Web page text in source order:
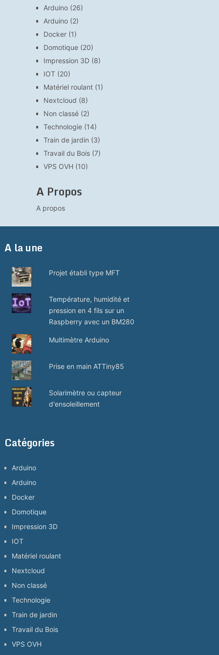
Arduino(26)
Arduino(2)
Docker(1)
Domotique(20)
Impression 3D(8)
IOT(20)
Matériel roulant(1)
Nextcloud (8)
Non classé(2)
Technologie(14)
Train de jardin (3)
Travail du Bois(7)
VPS OVH (10)
A Propos
A propos
A la une
Projet établi type MFT
Température, humidité et
pression en 4 fils sur un
Raspberry avec un BM280
Multimètre Arduino
Prise en main ATTiny85
Solarimètre ou capteur
d'ensoleillement
Catégories
Arduino
Arduino
Docker
Domotique
Impression 3D
IOT
Matériel roulant
Nextcloud
Non classé
Technologie
Train de jardin
Travail du Bois
VPS OVH